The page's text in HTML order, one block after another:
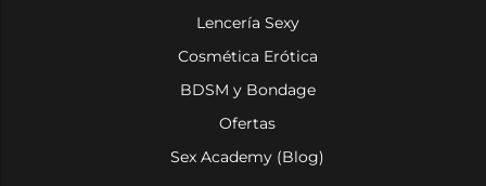
Lencería Sexy
Cosmética Erótica
BDSM y Bondage
Ofertas
Sex Academy (Blog)